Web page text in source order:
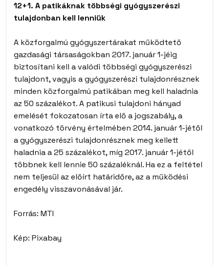
12+1. A patikáknak többségi gyógyszerészi
tulajdonban kell lenniük
A közforgalmú gyógyszertárakat működtető
gazdasági társaságokban 2017. január 1-jéig
biztosítani kell a valódi többségi gyógyszerészi
tulajdont, vagyis a gyógyszerészi tulajdonrésznek
minden közforgalmú patikában meg kell haladnia
az 50 százalékot. A patikusi tulajdoni hányad
emelését fokozatosan írta elő a jogszabály, a
vonatkozó törvény értelmében 2014. január 1-jétől
a gyógyszerészi tulajdonrésznek meg kellett
haladnia a 25 százalékot, míg 2017. január 1-jétől
többnek kell lennie 50 százaléknál. Ha ez a feltétel
nem teljesül az előírt határidőre, az a működési
engedély visszavonásával jár.
Forrás: MTI
Kép: Pixabay